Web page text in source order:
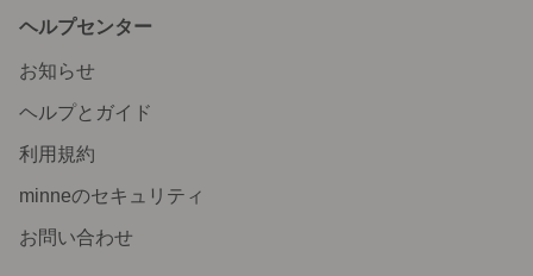
ヘルプセンター
お知らせ
ヘルプとガイド
利用規約
minneのセキュリティ
お問い合わせ